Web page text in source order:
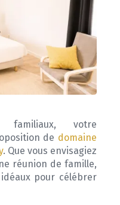
familiaux, votre
de domaine
. Que vous envisagiez
réunion de famille,
pour célébrer